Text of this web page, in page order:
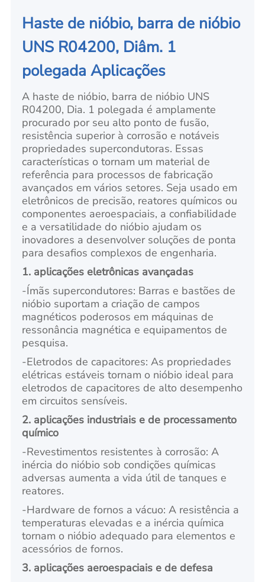
Haste de nióbio, barra de nióbio
UNS R04200, Diâm. 1
polegada Aplicações
A haste de nióbio, barra de nióbio UNS
R04200, Dia. 1 polegada é amplamente
procurado por seu alto ponto de fusão,
resistência superior à corrosão e notáveis
propriedades supercondutoras. Essas
características o tornam um material de
referência para processos de fabricação
avançados em vários setores. Seja usado em
eletrônicos de precisão, reatores químicos ou
componentes aeroespaciais, a confiabilidade
e a versatilidade do nióbio ajudam os
inovadores a desenvolver soluções de ponta
para desafios complexos de engenharia.
1. aplicações eletrônicas avançadas
-Ímãs supercondutores: Barras e bastões de
nióbio suportam a criação de campos
magnéticos poderosos em máquinas de
ressonância magnética e equipamentos de
pesquisa.
-Eletrodos de capacitores: As propriedades
elétricas estáveis tornam o nióbio ideal para
eletrodos de capacitores de alto desempenho
em circuitos sensíveis.
2. aplicações industriais e de processamento
químico
-Revestimentos resistentes à corrosão: A
inércia do nióbio sob condições químicas
adversas aumenta a vida útil de tanques e
reatores.
-Hardware de fornos a vácuo: A resistência a
temperaturas elevadas e a inércia química
tornam o nióbio adequado para elementos e
acessórios de fornos.
3. aplicações aeroespaciais e de defesa